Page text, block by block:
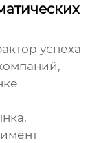
успеха